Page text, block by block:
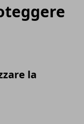
la